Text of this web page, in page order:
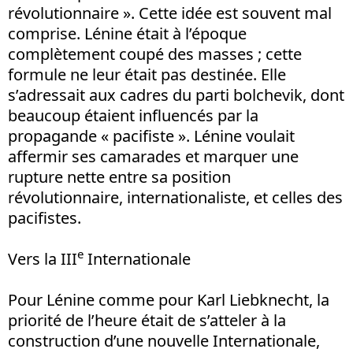
révolutionnaire ». Cette idée est souvent mal
comprise. Lénine était à l’époque
complètement coupé des masses ; cette
formule ne leur était pas destinée. Elle
s’adressait aux cadres du parti bolchevik, dont
beaucoup étaient influencés par la
propagande « pacifiste ». Lénine voulait
affermir ses camarades et marquer une
rupture nette entre sa position
révolutionnaire, internationaliste, et celles des
pacifistes.
Vers la IIIe Internationale
Pour Lénine comme pour Karl Liebknecht, la
priorité de l’heure était de s’atteler à la
construction d’une nouvelle Internationale,